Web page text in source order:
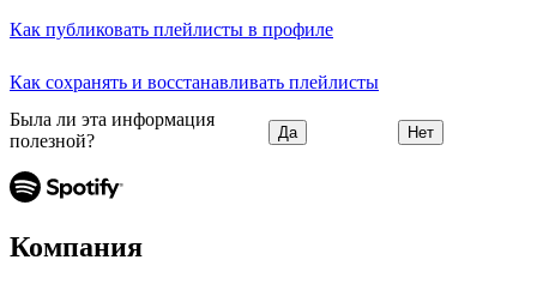
Как публиковать плейлисты в профиле
Как сохранять и восстанавливать плейлисты
Была ли эта информация
полезной?
Да Нет
Компания